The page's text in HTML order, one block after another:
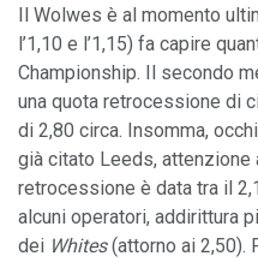
Il Wolwes è al momento
l’1,10 e l’1,15) fa capire
Championship. Il secondo
una quota retrocessione di
di 2,80 circa. Insomma,
già citato Leeds, attenzione
retrocessione è data tra il
alcuni operatori, addirittura
dei Whites (attorno ai 2,50).